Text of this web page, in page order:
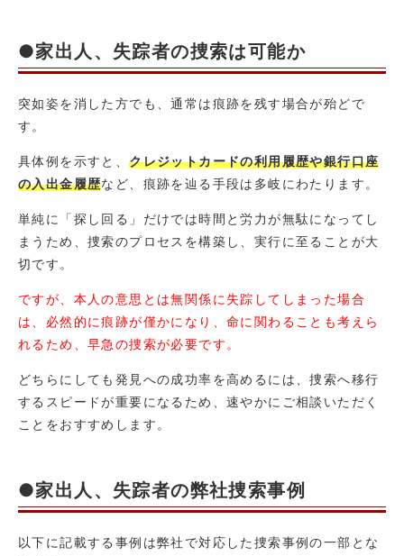
●家出人、失踪者の捜索は可能か
突如姿を消した方でも、通常は痕跡を残す場合が殆どで
す。
具体例を示すと、クレジットカードの利用履歴や銀行口座
の入出金履歴など、痕跡を辿る手段は多岐にわたります。
単純に「探し回る」だけでは時間と労力が無駄になってし
まうため、捜索のプロセスを構築し、実行に至ることが大
切です。
ですが、本人の意思とは無関係に失踪してしまった場合
は、必然的に痕跡が僅かになり、命に関わることも考えら
れるため、早急の捜索が必要です。
どちらにしても発見への成功率を高めるには、捜索へ移行
するスピードが重要になるため、速やかにご相談いただく
ことをおすすめします。
●家出人、失踪者の弊社捜索事例
以下に記載する事例は弊社で対応した捜索事例の一部とな